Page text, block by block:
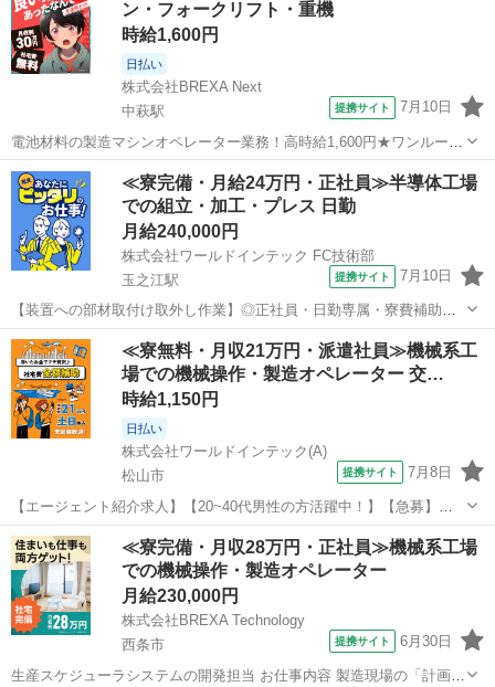
置の試運転し、調整や検査をお...ン・フォークリフト・重機
時給1,600円
日払い
株式会社BREXA Next
中萩駅
提携サイト 7月10日
電池材料の製造マシンオペレーター業務！高時給1,600円★ワンルーム
寮完備！寮費無料！未経験活躍中！20代～50代の男性活躍中！正社員
登用制度あり！生活支援物資事前対応可◎《愛媛県新居浜市》 人気の
工場のお仕事 ◇電池材料...
愛媛 新居浜市 中萩駅 その他
≪寮完備・月給24万円・正社員≫半導体工場
での組立・加工・プレス 日勤
月給240,000円
株式会社ワールドインテック FC技術部
玉之江駅
提携サイト 7月10日
【装置への部材取付け取外し作業】◎正社員・日勤専属・寮費補助あ
り＜愛媛県西条市＞ お仕事内容 ◆こんなお仕事です◆ イオン注入装
置という半導体装置の部品組立・検査業務 -カッターなどの工具や溶剤
を使用して装置に部材を取付・...
愛媛 西条市 玉之江駅 その他
≪寮無料・月収21万円・派遣社員≫機械系工
場での機械操作・製造オペレーター 交…
時給1,150円
日払い
株式会社ワールドインテック(A)
松山市
提携サイト 7月8日
【エージェント紹介求人】【20~40代男性の方活躍中！】【急募】未
経験歓迎！土日祝休み＆大型連休でプライベートも充実♪＜愛媛県松山
市＞ お仕事内容 ★こんなお仕事です 業務用の糸巻き機(ワインダー)の
部品の加工や塗装をして...
愛媛 松山市 その他
≪寮完備・月収28万円・正社員≫機械系工場
での機械操作・製造オペレーター
月給230,000円
株式会社BREXA Technology
西条市
提携サイト 6月30日
生産スケジューラシステムの開発担当 お仕事内容 製造現場の「計画」